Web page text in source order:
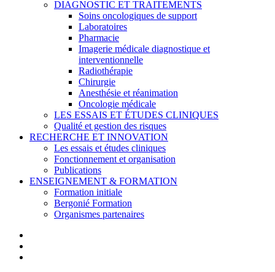
DIAGNOSTIC ET TRAITEMENTS
Soins oncologiques de support
Laboratoires
Pharmacie
Imagerie médicale diagnostique et
interventionnelle
Radiothérapie
Chirurgie
Anesthésie et réanimation
Oncologie médicale
LES ESSAIS ET ÉTUDES CLINIQUES
Qualité et gestion des risques
RECHERCHE ET INNOVATION
Les essais et études cliniques
Fonctionnement et organisation
Publications
ENSEIGNEMENT & FORMATION
Formation initiale
Bergonié Formation
Organismes partenaires